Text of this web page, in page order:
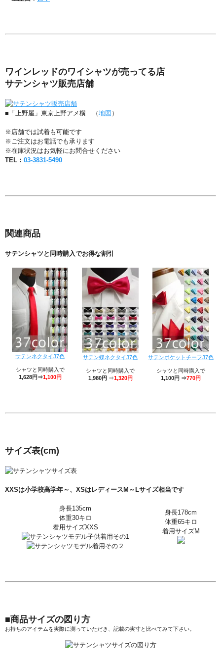
ワインレッドのワイシャツが売ってる店
サテンシャツ販売店舗
■「上野屋」東京上野アメ横 （地図 ）
※店舗では試着も可能です
※ご注文はお電話でも承ります
※在庫状況はお気軽にお問合せください
TEL： 03-3831-5490
関連商品
サテンシャツと同時購入でお得な割引
サテンネクタイ37色
シャツと同時購入で
1,628円⇒1,100円
サテン蝶ネクタイ37色
シャツと同時購入で
1,980円 ⇒1,320円
サテンポケットチーフ37色
シャツと同時購入で
1,100円 ⇒770円
サイズ表(cm)
XXSは小学校高学年～、XSはレディースM～Lサイズ相当です
身長135cm
体重30キロ
着用サイズXXS
身長178cm
体重65キロ
着用サイズM
■商品サイズの図り方
お持ちのアイテムを実際に測っていただき、記載の実寸と比べてみて下さい。